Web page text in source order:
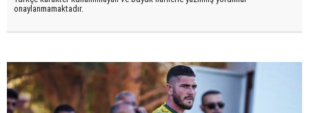
onaylanmamaktadır.